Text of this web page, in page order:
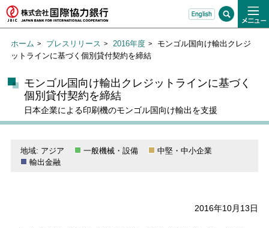
ホーム プレスリリース 2016年度
モンゴル国向け輸出クレジ
ットラインに基づく個別貸付契約を締結
モンゴル国向け輸出クレジットラインに基づく
個別貸付契約を締結
日本企業による印刷機のモンゴル国向け輸出を支援
地域: アジア 一般機械・設備
中堅・中小企業
輸出金融
2016年10月13日